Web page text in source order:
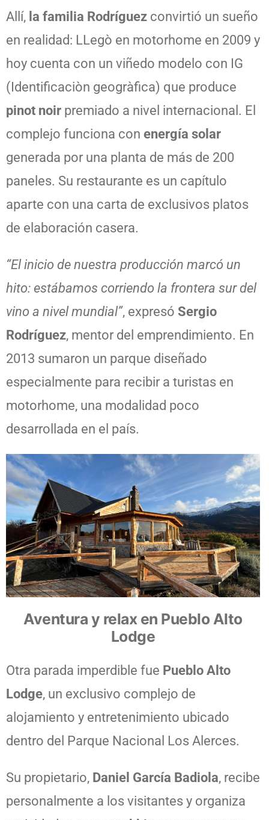
Allí, la familia Rodríguez convirtió un sueño
en realidad: LLegò en motorhome en 2009 y
hoy cuenta con un viñedo modelo con IG
(Identificaciòn geogràfica) que produce
pinot noir premiado a nivel internacional. El
complejo funciona con energía solar
generada por una planta de más de 200
paneles. Su restaurante es un capítulo
aparte con una carta de exclusivos platos
de elaboración casera.
“El inicio de nuestra producción marcó un
hito: estábamos corriendo la frontera sur del
vino a nivel mundial”, expresó Sergio
Rodríguez, mentor del emprendimiento. En
2013 sumaron un parque diseñado
especialmente para recibir a turistas en
motorhome, una modalidad poco
desarrollada en el país.
Aventura y relax en Pueblo Alto
Lodge
Otra parada imperdible fue Pueblo Alto
Lodge, un exclusivo complejo de
alojamiento y entretenimiento ubicado
dentro del Parque Nacional Los Alerces.
Su propietario, Daniel García Badiola, recibe
personalmente a los visitantes y organiza